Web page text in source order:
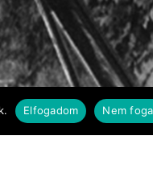
Elfogadom Nem